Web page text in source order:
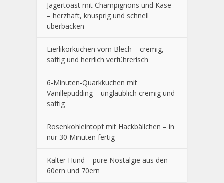
Jägertoast mit Champignons und Käse
– herzhaft, knusprig und schnell
überbacken
Eierlikörkuchen vom Blech – cremig,
saftig und herrlich verführerisch
6-Minuten-Quarkkuchen mit
Vanillepudding – unglaublich cremig und
saftig
Rosenkohleintopf mit Hackbällchen – in
nur 30 Minuten fertig
Kalter Hund – pure Nostalgie aus den
60ern und 70ern